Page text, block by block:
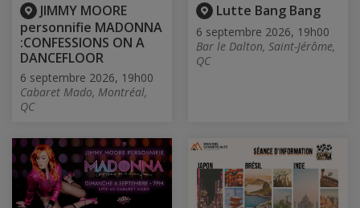
JIMMY MOORE
personnifie MADONNA
:CONFESSIONS ON A
DANCEFLOOR
6 septembre 2026, 19h00
Cabaret Mado, Montréal,
QC
Lutte Bang Bang
6 septembre 2026, 19h00
Bar le Dalton, Saint-Jérôme,
QC